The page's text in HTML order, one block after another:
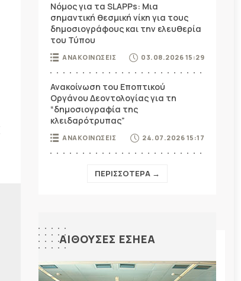
Νόμος για τα SLAPPs: Μια
σημαντική θεσμική νίκη για τους
δημοσιογράφους και την ελευθερία
του Τύπου
ΑΝΑΚΟΙΝΩΣΕΙΣ 03.08.2026 15:29
Ανακοίνωση του Εποπτικού
Οργάνου Δεοντολογίας για τη
“δημοσιογραφία της
κλειδαρότρυπας”
ΑΝΑΚΟΙΝΩΣΕΙΣ 24.07.2026 15:17
ΠΕΡΙΣΣΟΤΕΡΑ →
ΑΙΘΟΥΣΕΣ ΕΣΗΕΑ